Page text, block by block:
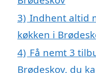
3) Indhent altid
køkken i
4) Få nemt 3
Brødeskov, du